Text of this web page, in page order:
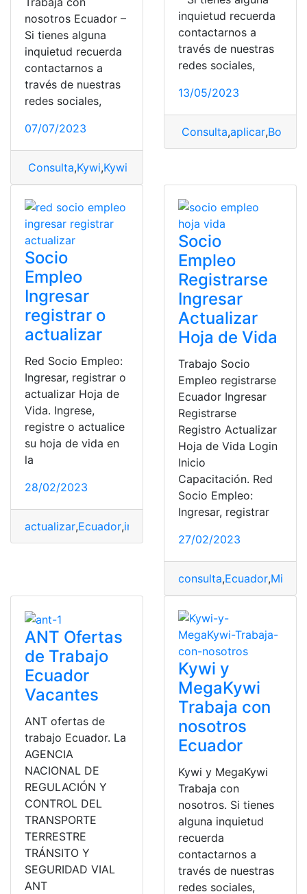
nosotros Ecuador –
Si tienes alguna
inquietud recuerda
contactarnos a
través de nuestras
redes sociales,
07/07/2023
Consulta,Kywi,Kywi y MegaKywi
inquietud recuerda
contactarnos a
través de nuestras
redes sociales,
13/05/2023
Consulta,aplicar,Bolsa
Socio
Empleo
Ingresar
registrar o
actualizar
Red Socio Empleo:
Ingresar, registrar o
actualizar Hoja de
Vida. Ingrese,
registre o actualice
su hoja de vida en
la
28/02/2023
actualizar,Ecuador,ingresar
Socio
Empleo
Registrarse
Ingresar
Actualizar
Hoja de Vida
Trabajo Socio
Empleo registrarse
Ecuador Ingresar
Registrarse
Registro Actualizar
Hoja de Vida Login
Inicio
Capacitación. Red
Socio Empleo:
Ingresar, registrar
27/02/2023
consulta,Ecuador,
ANT Ofertas
de Trabajo
Ecuador
Vacantes
ANT ofertas de
trabajo Ecuador. La
AGENCIA
NACIONAL DE
REGULACIÓN Y
CONTROL DEL
TRANSPORTE
TERRESTRE
TRÁNSITO Y
SEGURIDAD VIAL
ANT
Kywi y
MegaKywi
Trabaja con
nosotros
Ecuador
Kywi y MegaKywi
Trabaja con
nosotros. Si tienes
alguna inquietud
recuerda
contactarnos a
través de nuestras
redes sociales,